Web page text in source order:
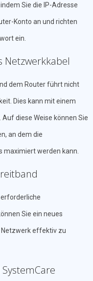
Sie die IP-Adresse
Konto an und richten
ein.
Netzwerkkabel
dem Router führt nicht
Dies kann mit einem
diese Weise können Sie
an dem die
maximiert werden kann.
Sie ein neues
Netzwerk effektiv zu